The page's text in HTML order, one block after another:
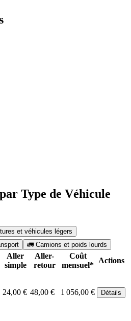
Type de Véhicule
et véhicules légers
🚛 Camions et poids lourds
Aller
simple
Aller-
retour
Coût
mensuel*
Actions
24,00 € 48,00 € 1 056,00 € Détails